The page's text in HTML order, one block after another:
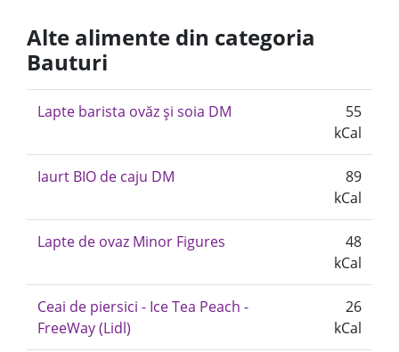
Alte alimente din categoria
Bauturi
Lapte barista ovăz și soia DM
55
kCal
Iaurt BIO de caju DM
89
kCal
Lapte de ovaz Minor Figures
48
kCal
Ceai de piersici - Ice Tea Peach -
FreeWay (Lidl)
26
kCal